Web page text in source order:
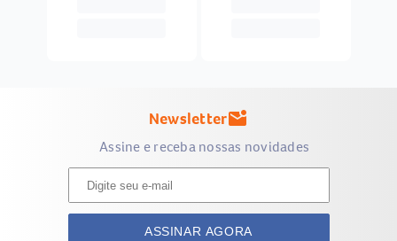
Newslettermark_email_unread
Assine e receba nossas novidades
ASSINAR AGORA